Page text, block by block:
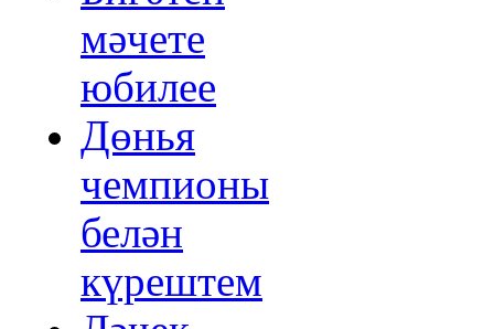
мәчете
юбилее
Дөнья
чемпионы
белән
күрештем